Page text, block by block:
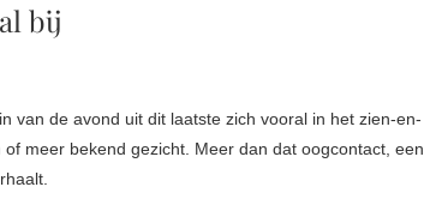
bij
meer bekend gezicht. Meer dan dat oogcontact, een